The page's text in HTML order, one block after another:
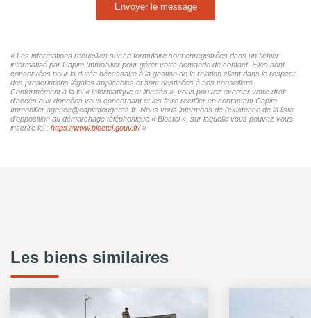
Envoyer le message
« Les informations recueillies sur ce formulaire sont enregistrées dans un fichier
informatisé par Capim Immobilier pour gérer votre demande de contact. Elles sont
conservées pour la durée nécessaire à la gestion de la relation client dans le respect
des prescriptions légales applicables et sont destinées à nos conseillers
Conformément à la loi « informatique et libertés », vous pouvez exercer votre droit
d'accès aux données vous concernant et les faire rectifier en contactant Capim
Immobilier agence@capimfougeres.fr. Nous vous informons de l'existence de la liste
d'opposition au démarchage téléphonique « Bloctel », sur laquelle vous pouvez vous
inscrire ici : https://www.bloctel.gouv.fr/»
Les biens similaires